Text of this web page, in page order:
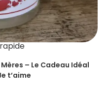
– Le Cadeau Idéal
t’aime